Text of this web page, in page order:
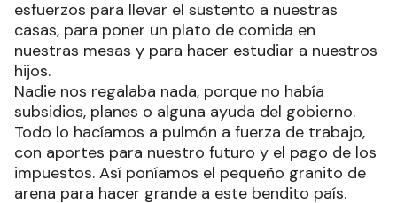
Trabajamos toda una vida con sacrificios y
esfuerzos para llevar el sustento a nuestras
casas, para poner un plato de comida en
nuestras mesas y para hacer estudiar a nuestros
hijos.
Nadie nos regalaba nada, porque no había
subsidios, planes o alguna ayuda del gobierno.
Todo lo hacíamos a pulmón a fuerza de trabajo,
con aportes para nuestro futuro y el pago de los
impuestos. Así poníamos el pequeño granito de